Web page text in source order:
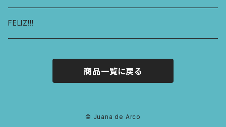
KIDS スウェットパーカー
コーディネート1
FELIZ!!!
商品一覧に戻る
© Juana de Arco